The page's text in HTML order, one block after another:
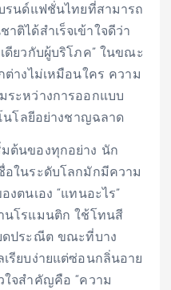
รนด์แฟชั่นไทยที่สามารถ
ติได้สำเร็จเข้าใจดีว่า
ดียวกับผู้บริโภค” ในขณะ
ต่างไม่เหมือนใคร ความ
ระหว่างการออกแบบ
นโลยีอย่างชาญฉลาด
ต้นของทุกอย่าง นัก
อในระดับโลกมักมีความ
ตนเอง “แทนอะไร”
นโรแมนติก ใช้โทนสี
ดประณีต ขณะที่บาง
รียบง่ายแต่ซ่อนกลิ่นอาย
ใจสำคัญคือ “ความ